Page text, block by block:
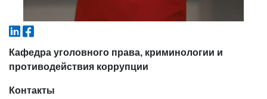
Кафедра уголовного права, криминологии и
противодействия коррупции
Контакты